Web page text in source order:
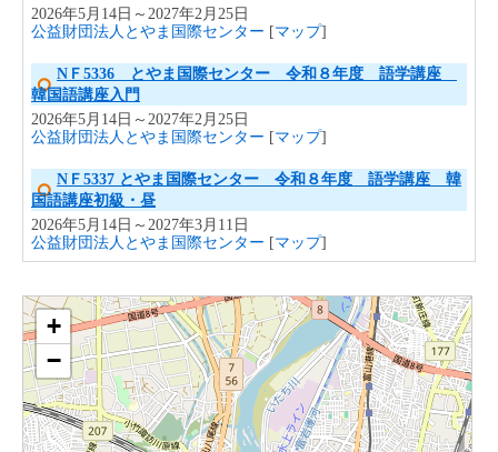
2026年5月14日～2027年2月25日
公益財団法人とやま国際センター [マップ]
NＦ5336 とやま国際センター 令和８年度 語学講座
韓国語講座入門
2026年5月14日～2027年2月25日
公益財団法人とやま国際センター [マップ]
NＦ5337 とやま国際センター 令和８年度 語学講座 韓
国語講座初級・昼
2026年5月14日～2027年3月11日
公益財団法人とやま国際センター [マップ]
国語講座初級・夜
2026年5月12日～2027年3月9日
公益財団法人とやま国際センター[マップ]
NＦ5340 とやま国際センター 令和８年度 語学講
座 ポルトガル語講座初級
2026年5月25日～2027年3月16日
地図
+
−